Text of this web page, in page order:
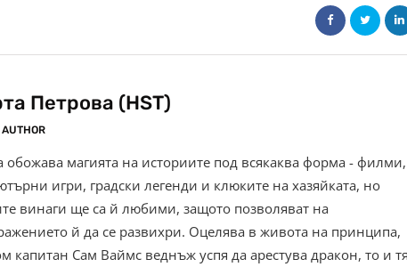
Петрова (HST)
обожава магията на историите под всякаква форма - филми,
игри, градски легенди и клюките на хазяйката, но
винаги ще са й любими, защото позволяват на
й да се развихри. Оцелява в живота на принципа,
капитан Сам Ваймс веднъж успя да арестува дракон, то и тя